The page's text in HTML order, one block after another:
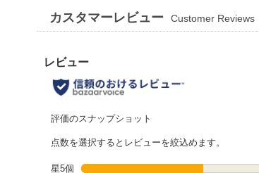
カスタマーレビュー Customer Reviews